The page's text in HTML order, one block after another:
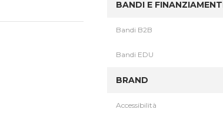
BANDI E
Bandi B2B
Bandi EDU
BRAND
Accessibilità